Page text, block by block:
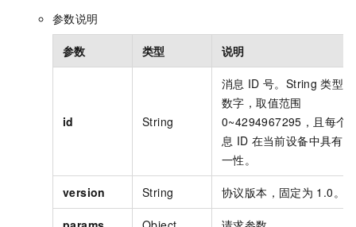
参数说明
参数 类型 说明
id String
消息 ID 号。String 类型的
数字，取值范围
0~4294967295，且每个
息 ID 在当前设备中具有唯
一性。
version String 协议版本，固定为 1.0。